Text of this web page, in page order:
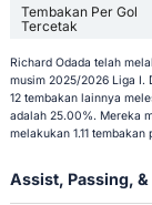
Tembakan Per Gol
Tercetak
Richard Odada telah
musim 2025/2026 Liga I.
12 tembakan lainnya
adalah 25.00%. Mereka
melakukan 1.11
Assist, Passing,